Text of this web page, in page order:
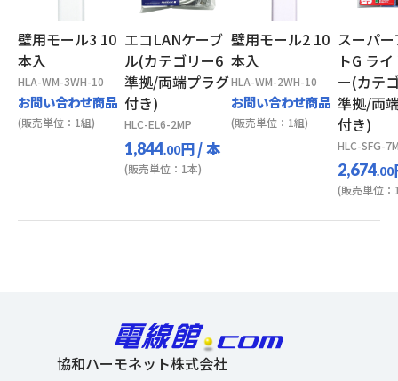
壁用モール3 10
本入
HLA-WM-3WH-10
お問い合わせ商品
(販売単位：1組)
エコLANケーブ
ル(カテゴリー6
準拠/両端プラグ
付き)
HLC-EL6-2MP
1,844.00円/ 本
(販売単位：1本)
壁用モール2 10
本入
HLA-WM-2WH-10
お問い合わせ商品
(販売単位：1組)
スーパ
トG ラ
ー(カテ
準拠/両
付き)
HLC-SFG-
2,674.00
(販売単位：
協和ハーモネット株式会社